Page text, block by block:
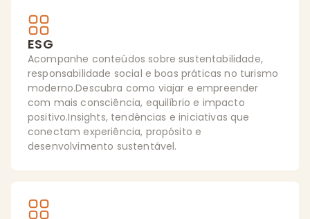
ESG
Acompanhe conteúdos sobre sustentabilidade,
responsabilidade social e boas práticas no turismo
moderno.Descubra como viajar e empreender
com mais consciência, equilíbrio e impacto
positivo.Insights, tendências e iniciativas que
conectam experiência, propósito e
desenvolvimento sustentável.